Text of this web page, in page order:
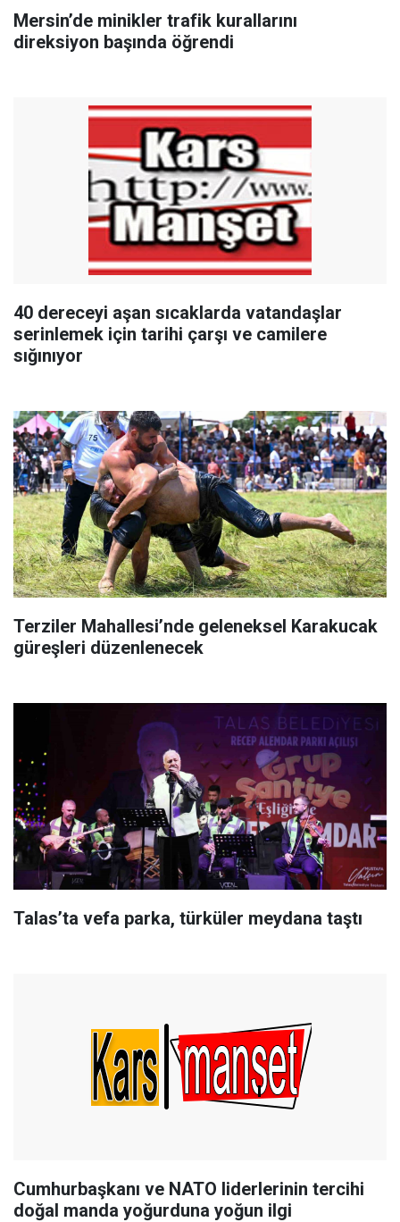
Mersin’de minikler trafik kurallarını
direksiyon başında öğrendi
40 dereceyi aşan sıcaklarda vatandaşlar
serinlemek için tarihi çarşı ve camilere
sığınıyor
Terziler Mahallesi’nde geleneksel Karakucak
güreşleri düzenlenecek
Talas’ta vefa parka, türküler meydana taştı
Cumhurbaşkanı ve NATO liderlerinin tercihi
doğal manda yoğurduna yoğun ilgi